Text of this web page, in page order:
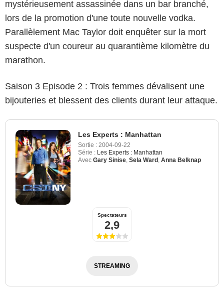
mystérieusement assassinée dans un bar branché,
lors de la promotion d'une toute nouvelle vodka.
Parallèlement Mac Taylor doit enquêter sur la mort
suspecte d'un coureur au quarantième kilomètre du
marathon.
Saison 3 Episode 2 : Trois femmes dévalisent une
bijouteries et blessent des clients durant leur attaque.
Les Experts : Manhattan
Sortie : 2004-09-22
Série : Les Experts : Manhattan
Avec Gary Sinise, Sela Ward , Anna Belknap
Spectateurs
2,9
STREAMING